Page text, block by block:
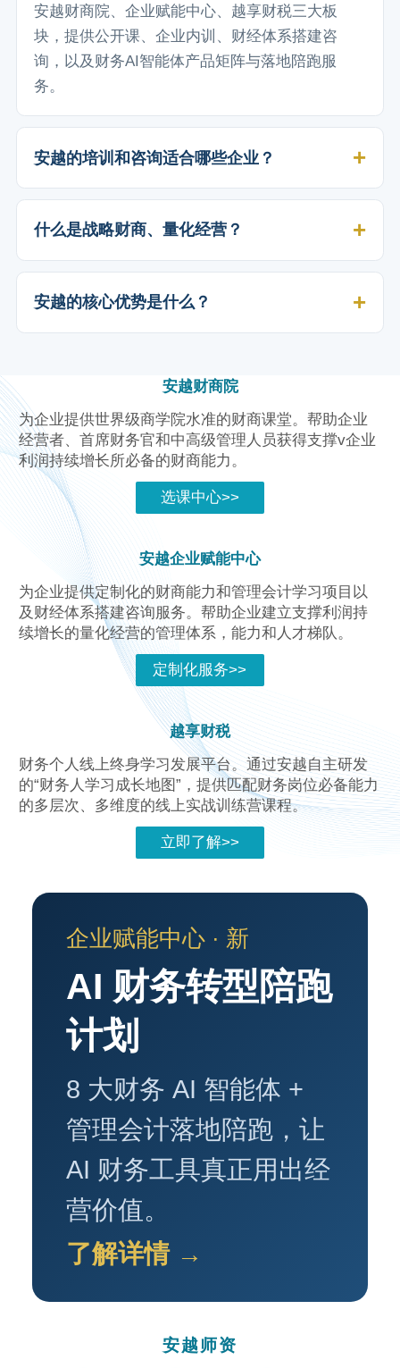
安越财商院、企业赋能中心、越享财税三大板
块，提供公开课、企业内训、财经体系搭建咨
询，以及财务AI智能体产品矩阵与落地陪跑服
务。
安越的培训和咨询适合哪些企业？
什么是战略财商、量化经营？
安越的核心优势是什么？
安越财商院
为企业提供世界级商学院水准的财商课堂。帮助企业
经营者、首席财务官和中高级管理人员获得支撑v企业
利润持续增长所必备的财商能力。
选课中心>>
安越企业赋能中心
为企业提供定制化的财商能力和管理会计学习项目以
及财经体系搭建咨询服务。帮助企业建立支撑利润持
续增长的量化经营的管理体系，能力和人才梯队。
定制化服务>>
越享财税
财务个人线上终身学习发展平台。通过安越自主研发
的“财务人学习成长地图”，提供匹配财务岗位必备能力
的多层次、多维度的线上实战训练营课程。
立即了解>>
企业赋能中心 · 新
AI 财务转型陪跑
计划
8 大财务 AI 智能体 +
管理会计落地陪跑，让
AI 财务工具真正用出经
营价值。
了解详情 →
安越师资